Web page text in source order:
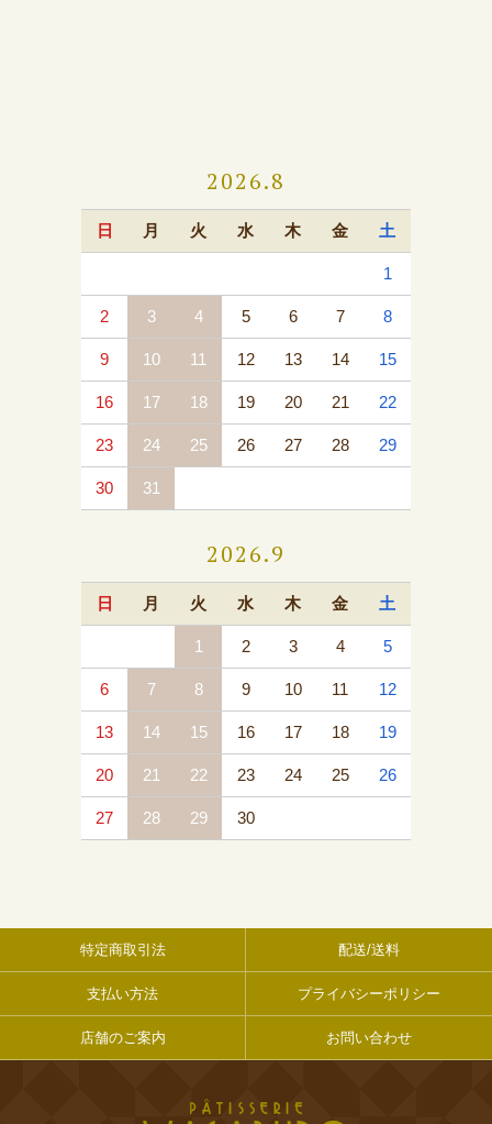
2026.8
日 月 火 水 木 金 土
1
2 3 4 5 6 7 8
9 10 11 12 13 14 15
16 17 18 19 20 21 22
23 24 25 26 27 28 29
30 31
2026.9
日 月 火 水 木 金 土
1 2 3 4 5
6 7 8 9 10 11 12
13 14 15 16 17 18 19
20 21 22 23 24 25 26
27 28 29 30
特定商取引法 配送/送料
支払い方法 プライバシーポリシー
店舗のご案内 お問い合わせ